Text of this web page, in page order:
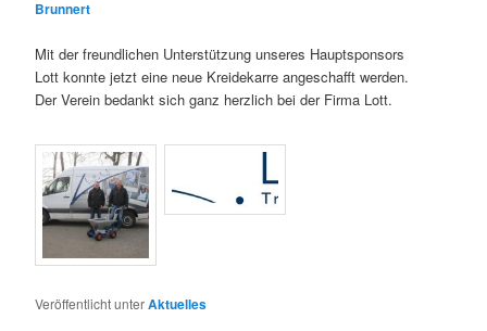
Brunnert
Mit der freundlichen Unterstützung unseres Hauptsponsors
Lott konnte jetzt eine neue Kreidekarre angeschafft werden.
Der Verein bedankt sich ganz herzlich bei der Firma Lott.
Veröffentlicht unterAktuelles